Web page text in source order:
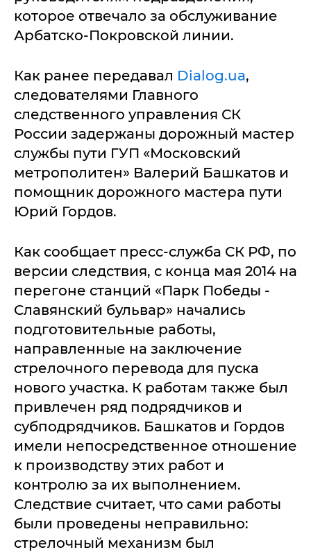
которое отвечало за обслуживание
Арбатско-Покровской линии.
Как ранее передавал Dialog.ua,
следователями Главного
следственного управления СК
России задержаны дорожный мастер
службы пути ГУП «Московский
метрополитен» Валерий Башкатов и
помощник дорожного мастера пути
Юрий Гордов.
Как сообщает пресс-служба СК РФ, по
версии следствия, с конца мая 2014 на
перегоне станций «Парк Победы -
Славянский бульвар» начались
подготовительные работы,
направленные на заключение
стрелочного перевода для пуска
нового участка. К работам также был
привлечен ряд подрядчиков и
субподрядчиков. Башкатов и Гордов
имели непосредственное отношение
к производству этих работ и
контролю за их выполнением.
Следствие считает, что сами работы
были проведены неправильно:
стрелочный механизм был